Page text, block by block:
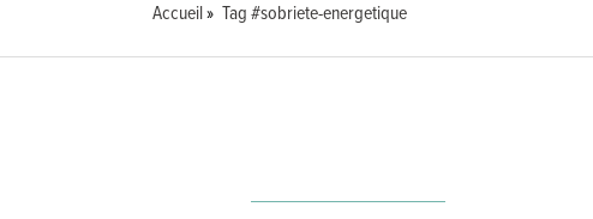
Accueil Tag #sobriete-energetique